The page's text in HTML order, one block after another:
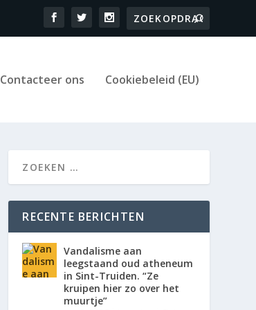
Contacteer ons Cookiebeleid (EU)
RECENTE BERICHTEN
Vandalisme aan
leegstaand oud atheneum
in Sint-Truiden. “Ze
kruipen hier zo over het
muurtje”